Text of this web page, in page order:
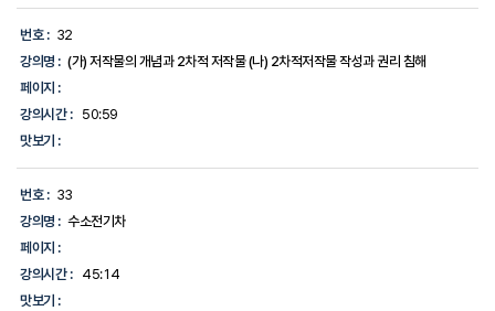
번호 : 32
강의명 : (가) 저작물의 개념과 2차적 저작물 (나) 2차적저작물 작성과 권리 침해
페이지 :
강의시간 :
50:59
맛보기 :
번호 : 33
강의명 : 수소전기차
페이지 :
강의시간 :
45:14
맛보기 :